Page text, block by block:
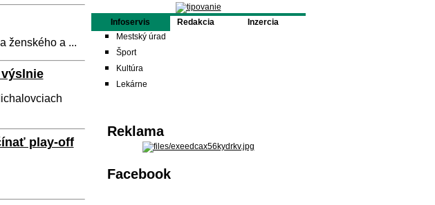
ženského a ...
play-off
Infoservis Redakcia
Inzercia
Mestský úrad
Šport
Kultúra
Lekárne
Reklama
Facebook